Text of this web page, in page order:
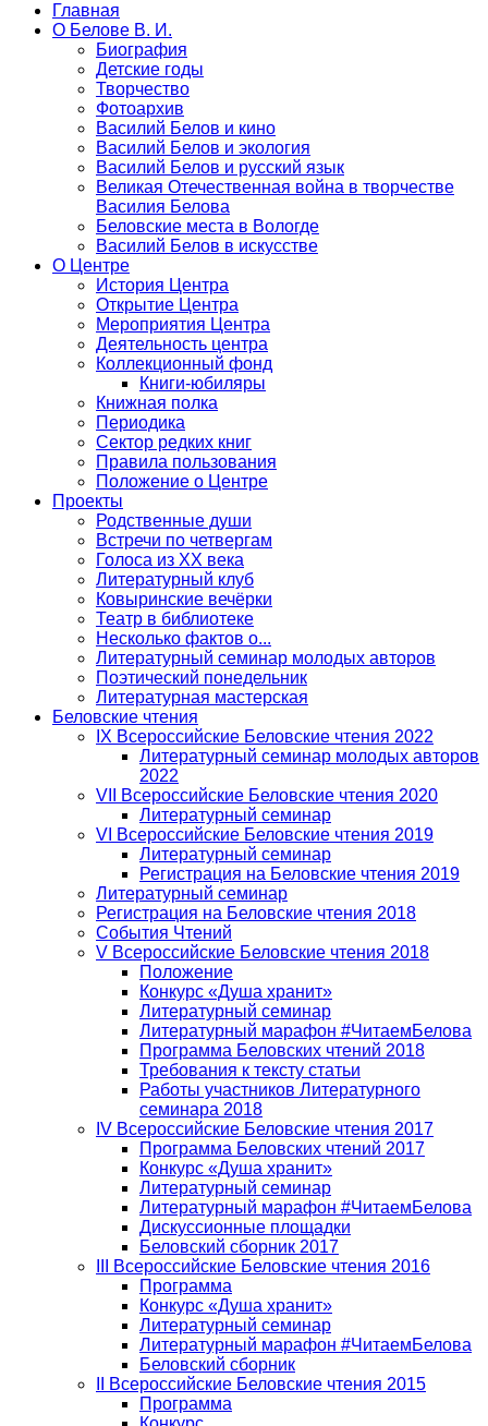
Главная
О Белове В. И.
Биография
Детские годы
Творчество
Фотоархив
Василий Белов и кино
Василий Белов и экология
Василий Белов и русский язык
Великая Отечественная война в творчестве
Василия Белова
Беловские места в Вологде
Василий Белов в искусстве
О Центре
История Центра
Открытие Центра
Мероприятия Центра
Деятельность центра
Коллекционный фонд
Книги-юбиляры
Книжная полка
Периодика
Сектор редких книг
Правила пользования
Положение о Центре
Проекты
Родственные души
Встречи по четвергам
Голоса из ХХ века
Литературный клуб
Ковыринские вечёрки
Театр в библиотеке
Несколько фактов о...
Литературный семинар молодых авторов
Поэтический понедельник
Литературная мастерская
Беловские чтения
IX Всероссийские Беловские чтения 2022
Литературный семинар молодых авторов
2022
VII Всероссийские Беловские чтения 2020
Литературный семинар
VI Всероссийские Беловские чтения 2019
Литературный семинар
Регистрация на Беловские чтения 2019
Литературный семинар
Регистрация на Беловские чтения 2018
События Чтений
V Всероссийские Беловские чтения 2018
Положение
Конкурс «Душа хранит»
Литературный семинар
Литературный марафон #ЧитаемБелова
Программа Беловских чтений 2018
Требования к тексту статьи
Работы участников Литературного
семинара 2018
IV Всероссийские Беловские чтения 2017
Программа Беловских чтений 2017
Конкурс «Душа хранит»
Литературный семинар
Литературный марафон #ЧитаемБелова
Дискуссионные площадки
Беловский сборник 2017
III Всероссийские Беловские чтения 2016
Программа
Конкурс «Душа хранит»
Литературный семинар
Литературный марафон #ЧитаемБелова
Беловский сборник
II Всероссийские Беловские чтения 2015
Программа